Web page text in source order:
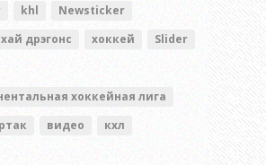
khl
Newsticker
дрэгонс
хоккей
Slider
хоккейная лига
видео кхл